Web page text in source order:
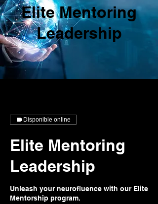
Elite Mentoring
Leadership
Disponible online
Elite Mentoring
Leadership
Unleash your neurofluence with our Elite
Mentorship program.